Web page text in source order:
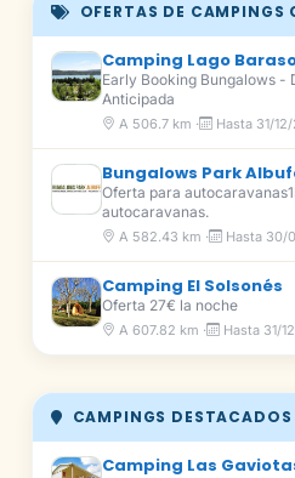
OFERTAS DE CAMPINGS
Camping Lago
Early Booking Bungalows -
Anticipada
A 506.7 km · Hasta 31/
Bungalows Park
Oferta para
autocaravanas.
A 582.43 km · Hasta 30/
Camping El Solsonés
Oferta 27€ la noche
A 607.82 km · Hasta 31/
CAMPINGS DESTACADOS
Camping Las